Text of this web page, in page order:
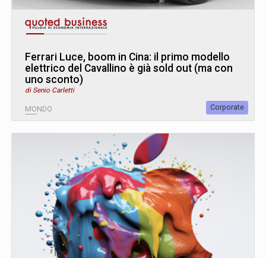
Ferrari Luce, boom in Cina: il primo modello
elettrico del Cavallino è già sold out (ma con
uno sconto)
di Senio Carletti
MONDO Corporate